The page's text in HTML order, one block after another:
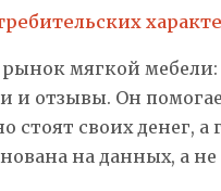
рынок мягкой
и отзывы. Он
стоят своих денег, а
на данных, а